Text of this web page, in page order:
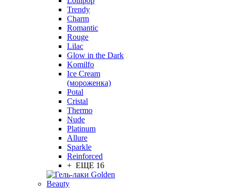
Trendy
Charm
Romantic
Rouge
Lilac
Glow in the Dark
Komilfo
Ice Cream
(мороженка)
Potal
Cristal
Thermo
Nude
Platinum
Allure
Sparkle
Reinforced
+ ЕЩЕ 16